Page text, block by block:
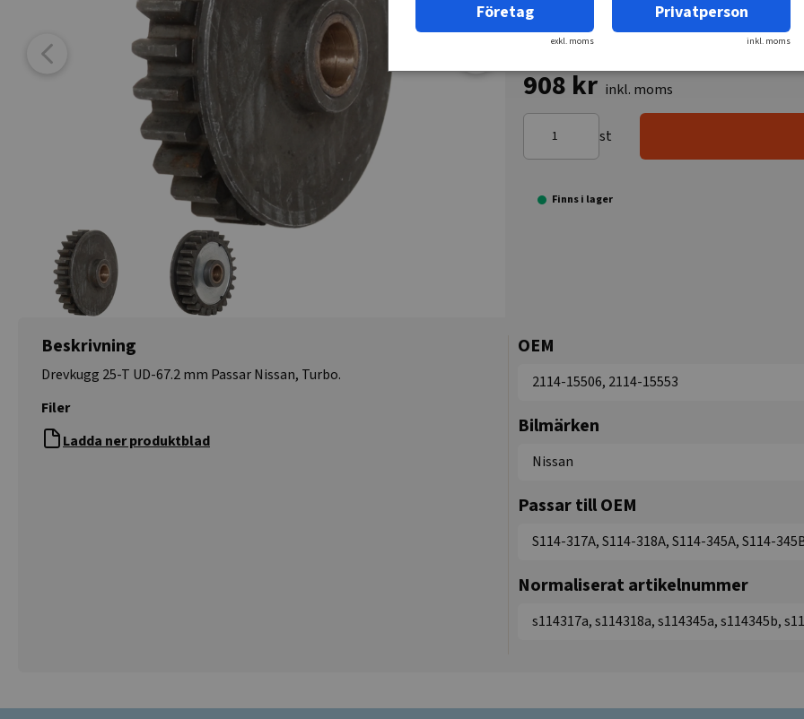
908 kr inkl. moms
st
Finns i lager
Beskrivning
Drevkugg 25-T UD-67.2 mm Passar Nissan, Turbo.
Filer
Ladda ner produktblad
OEM
2114-15506, 2114-15553
Bilmärken
Nissan
Passar till OEM
S114-317A, S114-318A, S114-345A, S114-
Normaliserat artikelnummer
s114317a, s114318a, s114345a, s114345b,
Företag
exkl. moms
Privatperson
inkl. moms